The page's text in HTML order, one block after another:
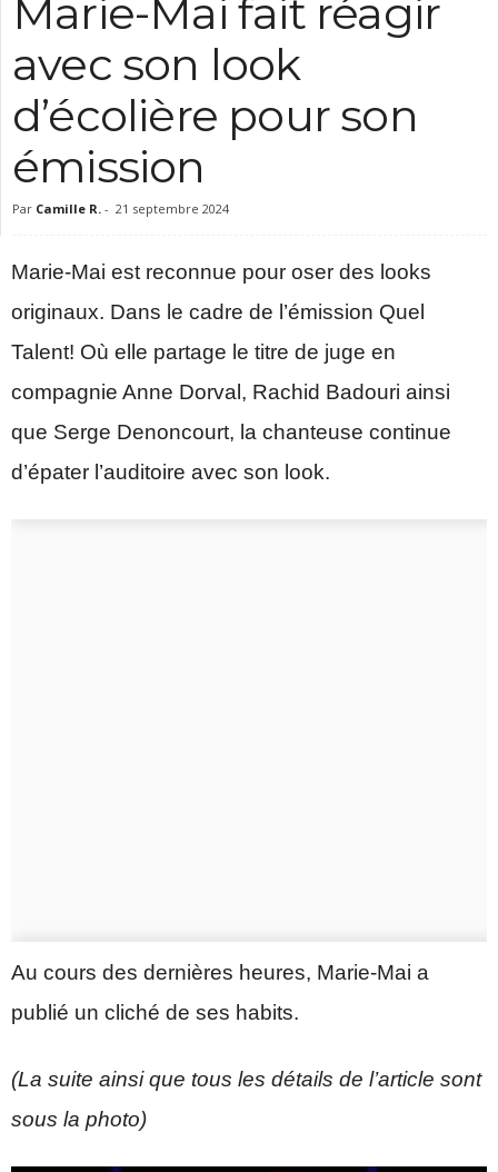
Marie-Mai fait réagir
avec son look
d’écolière pour son
émission
Par Camille R. - 21 septembre 2024
Marie-Mai est reconnue pour oser des looks
originaux. Dans le cadre de l’émission Quel
Talent! Où elle partage le titre de juge en
compagnie Anne Dorval, Rachid Badouri ainsi
que Serge Denoncourt, la chanteuse continue
d’épater l’auditoire avec son look.
Au cours des dernières heures, Marie-Mai a
publié un cliché de ses habits.
(La suite ainsi que tous les détails de l’article sont
sous la photo)